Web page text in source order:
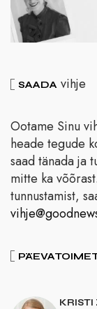
SAADA vihje
Ootame Sinu
heade tegude
saad tänada ja
mitte ka
tunnustamist,
KRISTI